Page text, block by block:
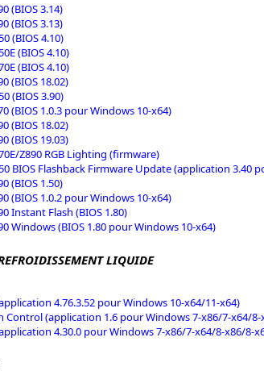
(BIOS 3.14)
(BIOS 3.13)
(BIOS 4.10)
(BIOS 4.10)
(BIOS 4.10)
(BIOS 18.02)
(BIOS 3.90)
(BIOS 1.0.3 pour Windows 10-x64)
(BIOS 18.02)
(BIOS 19.03)
Z890 RGB Lighting (firmware)
BIOS Flashback Firmware Update (application 3.40
(BIOS 1.50)
(BIOS 1.0.2 pour Windows 10-x64)
Instant Flash (BIOS 1.80)
Windows (BIOS 1.80 pour Windows 10-x64)
LIQUIDE
4.76.3.52 pour Windows 10-x64/11-x64)
Control (application 1.6 pour Windows 7-x86/7-x64/
4.30.0 pour Windows 7-x86/7-x64/8-x86/8-